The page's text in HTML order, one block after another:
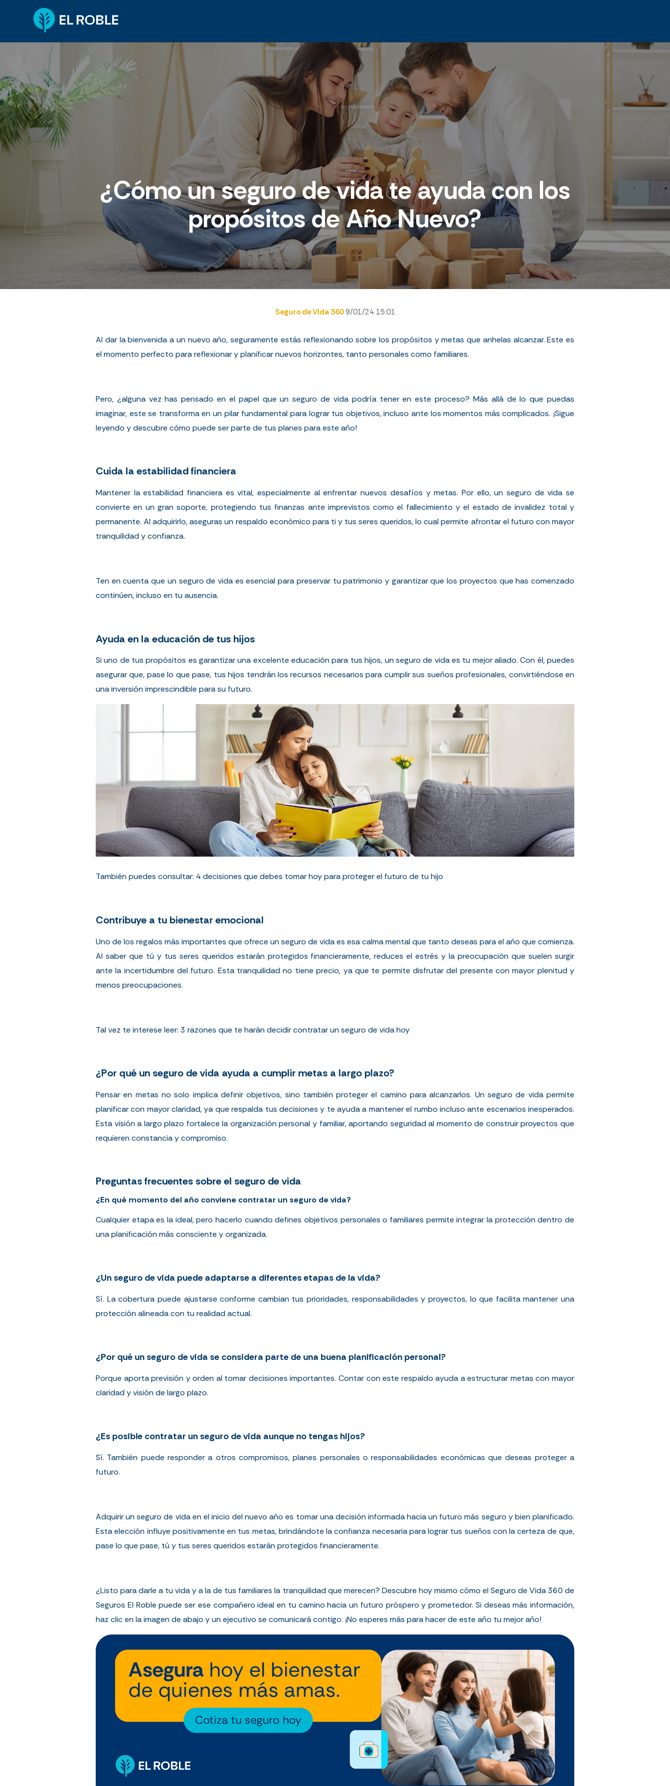
¿Cómo un seguro de vida te ayuda con los
propósitos de Año Nuevo?
Seguro de Vida 3609/01/24 15:01
Al dar la bienvenida a un nuevo año, seguramente estás reflexionando sobre los propósitos y metas que anhelas alcanzar. Este es
el momento perfecto para reflexionar y planificar nuevos horizontes, tanto personales como familiares.
Pero, ¿alguna vez has pensado en el papel que un seguro de vida podría tener en este proceso? Más allá de lo que puedas
imaginar, este se transforma en un pilar fundamental para lograr tus objetivos, incluso ante los momentos más complicados. ¡Sigue
leyendo y descubre cómo puede ser parte de tus planes para este año!
Cuida la estabilidad financiera
Mantener la estabilidad financiera es vital, especialmente al enfrentar nuevos desafíos y metas. Por ello, un seguro de vida se
convierte en un gran soporte, protegiendo tus finanzas ante imprevistos como el fallecimiento y el estado de invalidez total y
permanente. Al adquirirlo, aseguras un respaldo económico para ti y tus seres queridos, lo cual permite afrontar el futuro con mayor
tranquilidad y confianza.
Ten en cuenta que un seguro de vida es esencial para preservar tu patrimonio y garantizar que los proyectos que has comenzado
continúen, incluso en tu ausencia.
Ayuda en la educación de tus hijos
Si uno de tus propósitos es garantizar una excelente educación para tus hijos, un seguro de vida es tu mejor aliado. Con él, puedes
asegurar que, pase lo que pase, tus hijos tendrán los recursos necesarios para cumplir sus sueños profesionales, convirtiéndose en
una inversión imprescindible para su futuro.
También puedes consultar: 4 decisiones que debes tomar hoy para proteger el futuro de tu hijo
Contribuye a tu bienestar emocional
Uno de los regalos más importantes que ofrece un seguro de vida es esa calma mental que tanto deseas para el año que comienza.
Al saber que tú y tus seres queridos estarán protegidos financieramente, reduces el estrés y la preocupación que suelen surgir
ante la incertidumbre del futuro. Esta tranquilidad no tiene precio, ya que te permite disfrutar del presente con mayor plenitud y
menos preocupaciones.
Tal vez te interese leer: 3 razones que te harán decidir contratar un seguro de vida hoy
¿Por qué un seguro de vida ayuda a cumplir metas a largo plazo?
Pensar en metas no solo implica definir objetivos, sino también proteger el camino para alcanzarlos. Un seguro de vida permite
planificar con mayor claridad, ya que respalda tus decisiones y te ayuda a mantener el rumbo incluso ante escenarios inesperados.
Esta visión a largo plazo fortalece la organización personal y familiar, aportando seguridad al momento de construir proyectos que
requieren constancia y compromiso.
Preguntas frecuentes sobre el seguro de vida
¿En qué momento del año conviene contratar un seguro de vida?
Cualquier etapa es la ideal, pero hacerlo cuando defines objetivos personales o familiares permite integrar la protección dentro de
una planificación más consciente y organizada.
¿Un seguro de vida puede adaptarse a diferentes etapas de la vida?
Sí. La cobertura puede ajustarse conforme cambian tus prioridades, responsabilidades y proyectos, lo que facilita mantener una
protección alineada con tu realidad actual.
¿Por qué un seguro de vida se considera parte de una buena planificación personal?
Porque aporta previsión y orden al tomar decisiones importantes. Contar con este respaldo ayuda a estructurar metas con mayor
claridad y visión de largo plazo.
¿Es posible contratar un seguro de vida aunque no tengas hijos?
Sí. También puede responder a otros compromisos, planes personales o responsabilidades económicas que deseas proteger a
futuro.
Adquirir un seguro de vida en el inicio del nuevo año es tomar una decisión informada hacia un futuro más seguro y bien planificado.
Esta elección influye positivamente en tus metas, brindándote la confianza necesaria para lograr tus sueños con la certeza de que,
pase lo que pase, tú y tus seres queridos estarán protegidos financieramente.
¿Listo para darle a tu vida y a la de tus familiares la tranquilidad que merecen? Descubre hoy mismo cómo el Seguro de Vida 360 de
Seguros El Roble puede ser ese compañero ideal en tu camino hacia un futuro próspero y prometedor. Si deseas más información,
haz clic en la imagen de abajo y un ejecutivo se comunicará contigo. ¡No esperes más para hacer de este año tu mejor año!